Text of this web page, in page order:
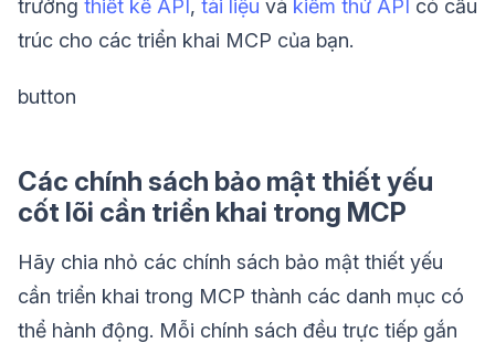
trường thiết kế API, tài liệu và kiểm thử API có cấu
trúc cho các triển khai MCP của bạn.
button
Các chính sách bảo mật thiết yếu
cốt lõi cần triển khai trong MCP
Hãy chia nhỏ các chính sách bảo mật thiết yếu
cần triển khai trong MCP thành các danh mục có
thể hành động. Mỗi chính sách đều trực tiếp gắn